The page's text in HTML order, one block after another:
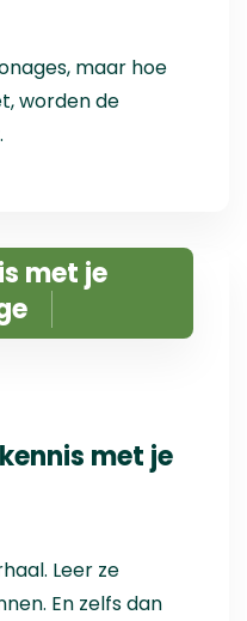
maar hoe
worden de
met je
met je
Leer ze
En zelfs dan